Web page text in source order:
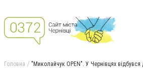
Головна "Миколайчук OPEN". У Чернівцях